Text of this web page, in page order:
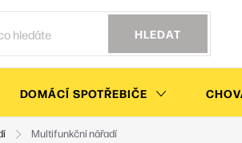
HLEDAT
DOMÁCÍ SPOTŘEBIČE
Multifunkční nářadí